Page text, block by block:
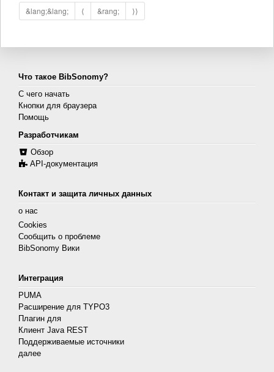
&lang;&lang; ⟨ &rang; ⟩⟩
Что такое BibSonomy?
С чего начать
Кнопки для браузера
Помощь
Разработчикам
Обзор
API-документация
Контакт и защита личных данных
о нас
Cookies
Сообщить о проблеме
BibSonomy Вики
Интеграция
PUMA
Расширение для TYPO3
Плагин для
Клиент Java REST
Поддерживаемые источники
далее